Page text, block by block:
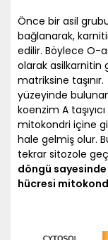
​Önce bir asil
bağlanarak,
edilir. Böylece O-
olarak asilkarnitin
matriksine
yüzeyinde
koenzim A
mitokondri içine
hale gelmiş olur.
tekrar sitozole
döngü
hücresi